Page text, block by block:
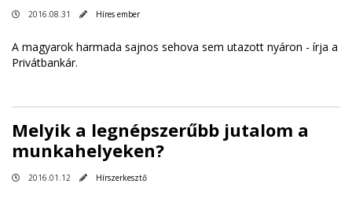
2016.08.31 Híres ember
A magyarok harmada sajnos sehova sem utazott nyáron - írja a
Privátbankár.
Melyik a legnépszerűbb jutalom a
munkahelyeken?
2016.01.12 Hírszerkesztő